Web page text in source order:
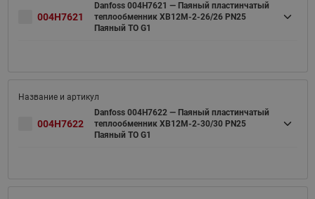
004H7621
Danfoss 004H7621 — Паяный пластинчатый
теплообменник XB12M-2-26/26 PN25
Паяный ТО G1
004H7622
Danfoss 004H7622 — Паяный пластинчатый
теплообменник XB12M-2-30/30 PN25
Паяный ТО G1